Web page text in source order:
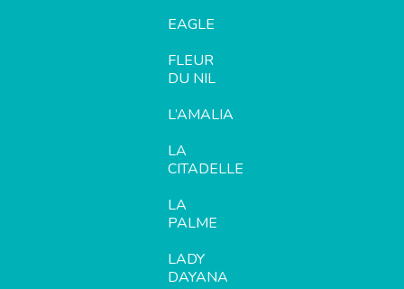
EAGLE
FLEUR
DU NIL
L’AMALIA
LA
CITADELLE
LA
PALME
LADY
DAYANA